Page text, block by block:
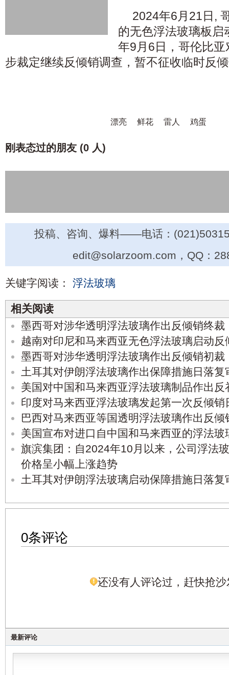
2024年6月21日,
的无色浮法玻璃板
年9月6日，哥伦比
步裁定继续反倾销调查，暂不征收临时反
漂亮 鲜花 雷人 鸡蛋
刚表态过的朋友 (0 人)
投稿、咨询、爆料——电话：
edit@solarzoom.com，QQ：
关键字阅读： 浮法玻璃
相关阅读
墨西哥对涉华透明浮法玻璃作出反倾销终裁
越南对印尼和马来西亚无色浮法玻璃启动反
墨西哥对涉华透明浮法玻璃作出反倾销初裁
土耳其对伊朗浮法玻璃作出保障措施日落复
美国对中国和马来西亚浮法玻璃制品作出反
印度对马来西亚浮法玻璃发起第一次反倾销
巴西对马来西亚等国透明浮法玻璃作出反倾
美国宣布对进口自中国和马来西亚的浮法
旗滨集团：自2024年10月以来，公司浮法
价格呈小幅上涨趋势
土耳其对伊朗浮法玻璃启动保障措施日落复
0条评论
还没有人评论过，赶快抢沙
最新评论